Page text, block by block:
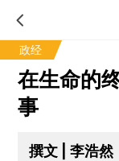
政经
在生命的
事
撰文 | 李浩然